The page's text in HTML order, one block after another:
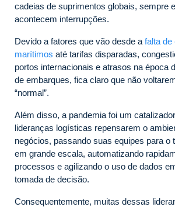
cadeias de suprimentos globais, sempre
acontecem interrupções.
Devido a fatores que vão desde a falta de
marítimos até tarifas disparadas,
portos internacionais e atrasos na época
de embarques, fica claro que não
“normal”.
Além disso, a pandemia foi um
lideranças logísticas repensarem o
negócios, passando suas equipes para o
em grande escala, automatizando
processos e agilizando o uso de dados
tomada de decisão.
Consequentemente, muitas dessas